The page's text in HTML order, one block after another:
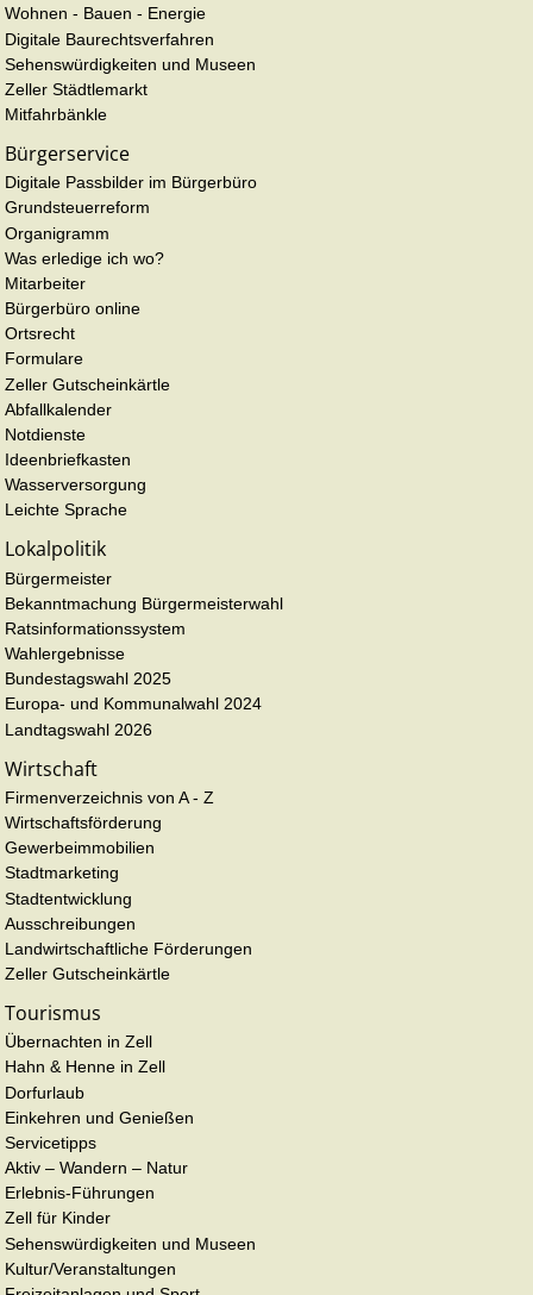
Wohnen - Bauen - Energie
Digitale Baurechtsverfahren
Sehenswürdigkeiten und Museen
Zeller Städtlemarkt
Mitfahrbänkle
Bürgerservice
Digitale Passbilder im Bürgerbüro
Grundsteuerreform
Organigramm
Was erledige ich wo?
Mitarbeiter
Bürgerbüro online
Ortsrecht
Formulare
Zeller Gutscheinkärtle
Abfallkalender
Notdienste
Ideenbriefkasten
Wasserversorgung
Leichte Sprache
Lokalpolitik
Bürgermeister
Bekanntmachung Bürgermeisterwahl
Ratsinformationssystem
Wahlergebnisse
Bundestagswahl 2025
Europa- und Kommunalwahl 2024
Landtagswahl 2026
Wirtschaft
Firmenverzeichnis von A - Z
Wirtschaftsförderung
Gewerbeimmobilien
Stadtmarketing
Stadtentwicklung
Ausschreibungen
Landwirtschaftliche Förderungen
Zeller Gutscheinkärtle
Tourismus
Übernachten in Zell
Hahn & Henne in Zell
Dorfurlaub
Einkehren und Genießen
Servicetipps
Aktiv – Wandern – Natur
Erlebnis-Führungen
Zell für Kinder
Sehenswürdigkeiten und Museen
Kultur/Veranstaltungen